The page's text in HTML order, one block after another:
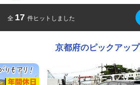
全 17 件ヒットしました
京都府のピックアッ